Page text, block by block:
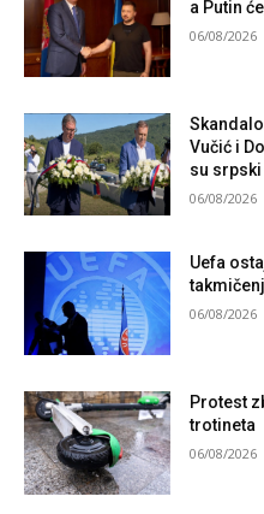
a Putin
06/08/2026
Vučić i
su
06/08/2026
Uefa
06/08/2026
Protest
trotineta
06/08/2026